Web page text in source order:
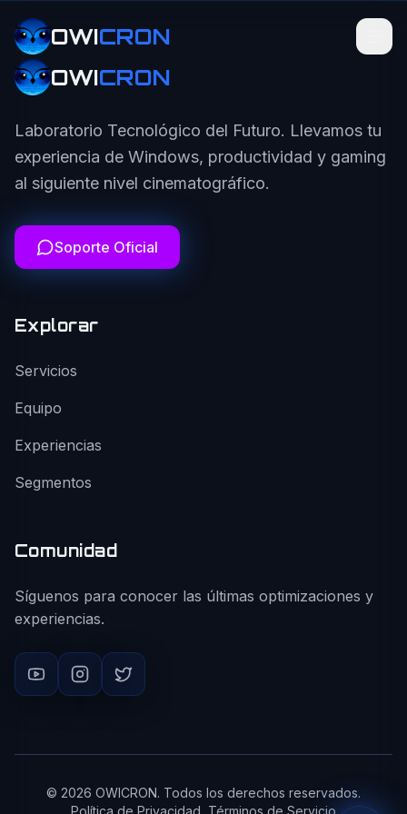
OWICRON
OWICRON
Laboratorio Tecnológico del Futuro. Llevamos tu
experiencia de Windows, productividad y gaming
al siguiente nivel cinematográfico.
Soporte Oficial
Explorar
Servicios
Equipo
Experiencias
Segmentos
Comunidad
Síguenos para conocer las últimas optimizaciones y
experiencias.
© 2026 OWICRON. Todos los derechos reservados.
Política de Privacidad Términos de Servicio